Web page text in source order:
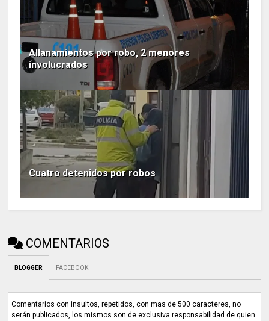
Allanamientos por robo, 2 menores
involucrados
Cuatro detenidos por robos
COMENTARIOS
BLOGGER FACEBOOK
Comentarios con insultos, repetidos, con mas de 500 caracteres, no
serán publicados, los mismos son de exclusiva responsabilidad de quien